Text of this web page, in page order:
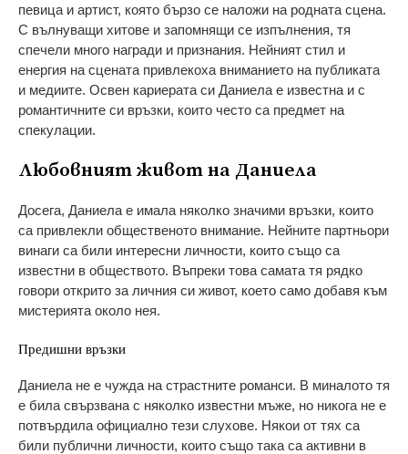
певица и артист, която бързо се наложи на родната сцена.
С вълнуващи хитове и запомнящи се изпълнения, тя
спечели много награди и признания. Нейният стил и
енергия на сцената привлекоха вниманието на публиката
и медиите. Освен кариерата си Даниела е известна и с
романтичните си връзки, които често са предмет на
спекулации.
Любовният живот на Даниела
Досега, Даниела е имала няколко значими връзки, които
са привлекли общественото внимание. Нейните партньори
винаги са били интересни личности, които също са
известни в обществото. Въпреки това самата тя рядко
говори открито за личния си живот, което само добавя към
мистерията около нея.
Предишни връзки
Даниела не е чужда на страстните романси. В миналото тя
е била свързвана с няколко известни мъже, но никога не е
потвърдила официално тези слухове. Някои от тях са
били публични личности, които също така са активни в